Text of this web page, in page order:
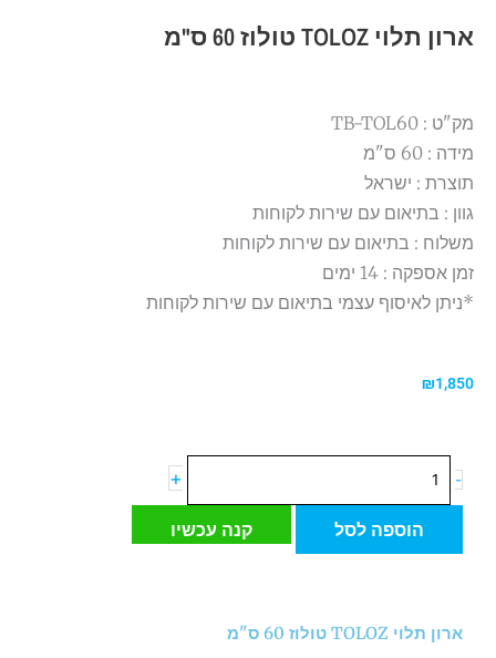
ארון תלוי TOLOZ טולוז 60 ס"מ
מק"ט : TB-TOL60
מידה : 60 ס"מ
תוצרת : ישראל
גוון : בתיאום עם שירות לקוחות
משלוח : בתיאום עם שירות לקוחות
זמן אספקה : 14 ימים
*ניתן לאיסוף עצמי בתיאום עם שירות לקוחות
₪1,850
-
של
ס"מ
+
הוספה לסל קנה עכשיו
ארון תלוי TOLOZ טולוז 60 ס"מ